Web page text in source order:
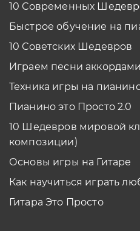
Как проходить
помощью
10 Современных
Быстрое обучение на
10 Советских Шедевров
Играем песни
Техника игры на
Пианино это Просто 2.0
10 Шедевров мировой
композиции)
Основы игры на Гитаре
Как научиться играть
Гитара Это Просто